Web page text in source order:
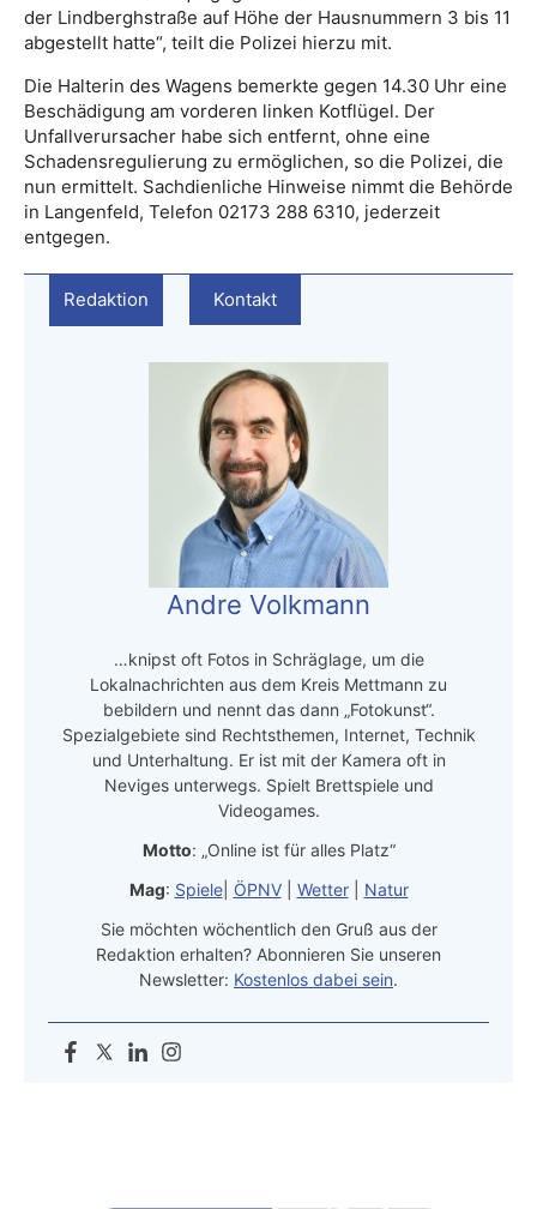
der Lindberghstraße auf Höhe der Hausnummern 3 bis 11
abgestellt hatte“, teilt die Polizei hierzu mit.
Die Halterin des Wagens bemerkte gegen 14.30 Uhr eine
Beschädigung am vorderen linken Kotflügel. Der
Unfallverursacher habe sich entfernt, ohne eine
Schadensregulierung zu ermöglichen, so die Polizei, die
nun ermittelt. Sachdienliche Hinweise nimmt die Behörde
in Langenfeld, Telefon 02173 288 6310, jederzeit
entgegen.
Redaktion Kontakt
Andre Volkmann
…knipst oft Fotos in Schräglage, um die
Lokalnachrichten aus dem Kreis Mettmann zu
bebildern und nennt das dann „Fotokunst“.
Spezialgebiete sind Rechtsthemen, Internet, Technik
und Unterhaltung. Er ist mit der Kamera oft in
Neviges unterwegs. Spielt Brettspiele und
Videogames.
Motto: „Online ist für alles Platz“
Mag: Spiele| ÖPNV| Wetter| Natur
Sie möchten wöchentlich den Gruß aus der
Redaktion erhalten? Abonnieren Sie unseren
Newsletter: Kostenlos dabei sein.